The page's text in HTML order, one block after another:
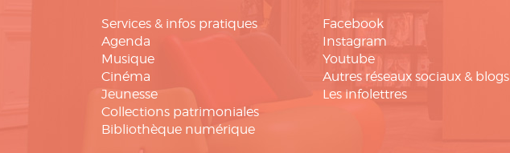
Services & infos pratiques
Agenda
Musique
Cinéma
Jeunesse
Collections patrimoniales
Bibliothèque numérique
Facebook
Instagram
Youtube
Autres réseaux sociaux & blogs
Les infolettres